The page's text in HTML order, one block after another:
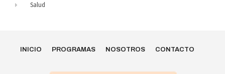
Salud
INICIO PROGRAMAS NOSOTROS CONTACTO